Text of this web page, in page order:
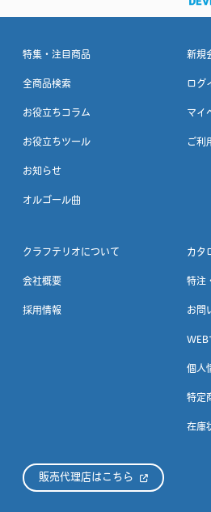
特集・注目商品
全商品検索
お役立ちコラム
お役立ちツール
お知らせ
オルゴール曲
新規
ログ
マイ
ご利
クラフテリオについて
会社概要
採用情報
カタ
特注
お問
WEB
個人
特定
在庫
販売代理店はこちら